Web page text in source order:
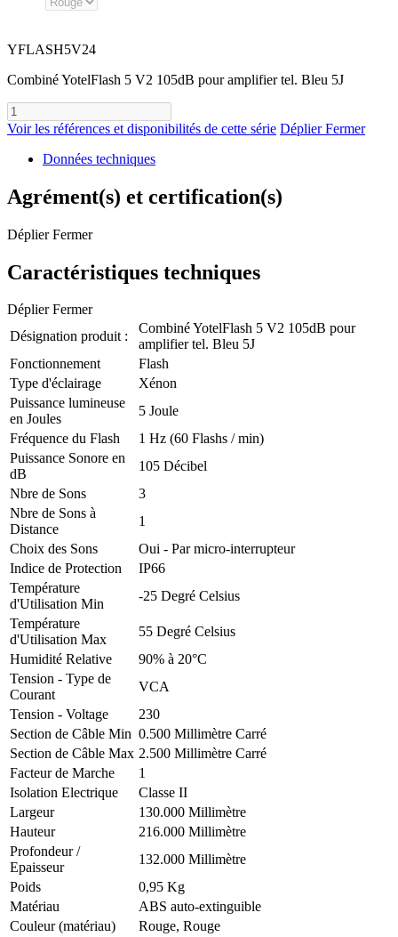
YFLASH5V24
Combiné YotelFlash 5 V2 105dB pour amplifier tel. Bleu 5J
Voir les références et disponibilités de cette série Déplier Fermer
Données techniques
Agrément(s) et certification(s)
Déplier Fermer
Caractéristiques techniques
Déplier Fermer
Désignation produit :
Combiné YotelFlash 5 V2 105dB pour
amplifier tel. Bleu 5J
Fonctionnement
Flash
Type d'éclairage
Xénon
Puissance lumineuse
en Joules
5 Joule
Fréquence du Flash
1 Hz (60 Flashs / min)
Puissance Sonore en
dB
105 Décibel
Nbre de Sons
3
Nbre de Sons à
Distance
1
Choix des Sons
Oui - Par micro-interrupteur
Indice de Protection
IP66
Température
d'Utilisation Min
-25 Degré Celsius
Température
d'Utilisation Max
55 Degré Celsius
Humidité Relative
90% à 20°C
Tension - Type de
Courant
VCA
Tension - Voltage
230
Section de Câble Min 0.500 Millimètre Carré
Section de Câble Max 2.500 Millimètre Carré
Facteur de Marche
1
Isolation Electrique
Classe II
Largeur
130.000 Millimètre
Hauteur
216.000 Millimètre
Profondeur /
Epaisseur
132.000 Millimètre
Poids
0,95 Kg
Matériau
ABS auto-extinguible
Couleur (matériau)
Rouge, Rouge